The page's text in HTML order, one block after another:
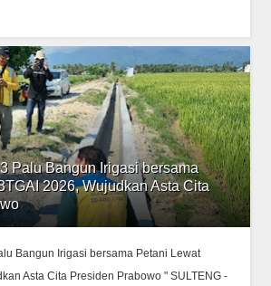
Palu Bangun Irigasi bersama
2026, Wujudkan Asta Cita
Bangun Irigasi bersama Petani Lewat
Asta Cita Presiden Prabowo " SULTENG -